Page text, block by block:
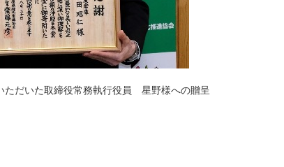
ただいた取締役常務執行役員 星野様への贈呈